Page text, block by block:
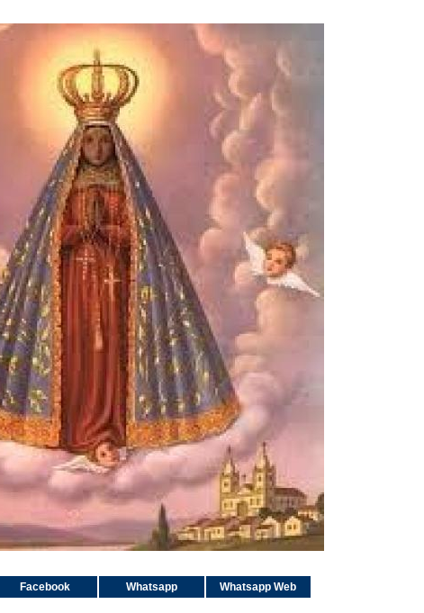
Facebook Whatsapp Whatsapp Web